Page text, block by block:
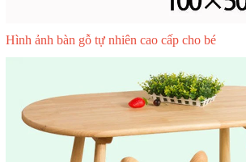
Hình ảnh bàn gỗ tự nhiên cao cấp cho bé